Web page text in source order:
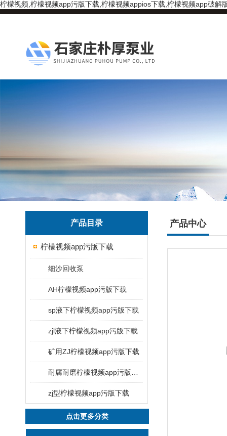
柠檬视频,柠檬视频app污版下载,柠檬视频appios下载,柠檬视频app破解
产品目录
柠檬视频app污版下载
细沙回收泵
AH柠檬视频app污版下载
sp液下柠檬视频app污版下载
zjl液下柠檬视频app污版下载
矿用ZJ柠檬视频app污版下载
zj型柠檬视频app污版下载
点击更多分类
产品中心